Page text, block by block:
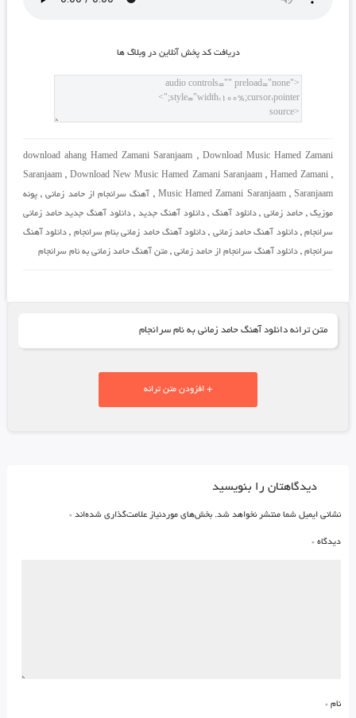
دريافت کد پخش آنلاين در وبلاگ ها
download ahang Hamed Zamani Saranjaam , Download Music Hamed Zamani
Saranjaam,Download New Music Hamed Zamani Saranjaam, Hamed Zamani ,
Music Hamed Zamani Saranjaam,Saranjaam
, آهنگ سرانجام از حامد زمانی,پونه
موزیک,حامد زمانی,دانلود آهنگ ,دانلود آهنگ جدید,دانلود آهنگ جدید حامد زمانی
سرانجام,دانلود آهنگ حامد زمانی , دانلود آهنگ حامد زمانی بنام سرانجام , دانلود آهنگ
سرانجام, دانلود آهنگ سرانجام از حامد زمانی, متن آهنگ حامد زمانی به نام سرانجام
متن ترانه دانلود آهنگ حامد زمانی به نام سرانجام
+ افزودن متن ترانه
دیدگاهتان را بنویسید
نشانی ایمیل شما منتشر نخواهد شد. بخش‌های موردنیاز علامت‌گذاری شده‌اند *
دیدگاه *
نام *